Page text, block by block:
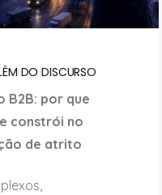
DO DISCURSO
B2B: por que
constrói no
de atrito